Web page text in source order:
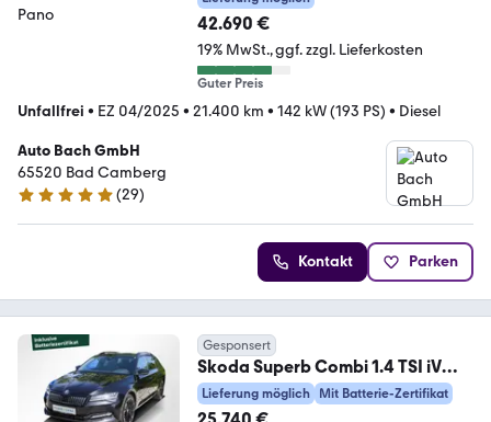
42.690 €
19% MwSt. ggf. zzgl. Lieferkosten
Guter Preis
Unfallfrei • EZ 04/2025 • 21.400 km • 142 kW (193 PS) • Diesel
Auto Bach GmbH
65520 Bad Camberg
4.8 Sterne
(29)
Kontakt Parken
Gesponsert
Skoda Superb Combi 1.4 TSI iV
Sportline AHK Pano 360°
Lieferung möglich Mit Batterie-Zertifikat